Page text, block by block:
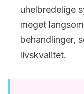
uhelbredelige
meget
behandlinger,
livskvalitet.